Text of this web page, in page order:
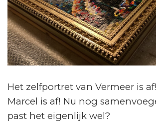
Het zelfportret van Vermeer is
Marcel is af! Nu nog
past het eigenlijk wel?